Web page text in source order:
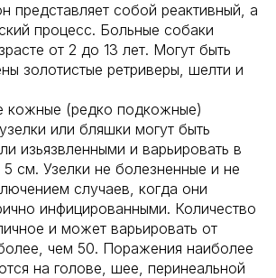
представляет собой реактивный, а
процесс. Больные собаки
от 2 до 13 лет. Могут быть
золотистые ретриверы, шелти и
кожные (редко подкожные)
или бляшки могут быть
изьязвленными и варьировать в
см. Узелки не болезненные и не
случаев, когда они
инфицированными. Количество
и может варьировать от
чем 50. Поражения наиболее
на голове, шее, перинеальной